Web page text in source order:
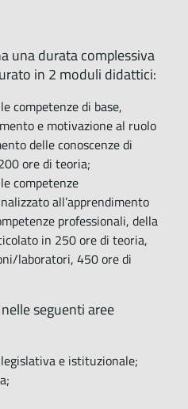
una durata complessiva
in 2 moduli didattici:
competenze di base,
e motivazione al ruolo
delle conoscenze di
ore di teoria;
competenze
all’apprendimento
professionali, della
in 250 ore di teoria,
laboratori, 450 ore di
seguenti aree
e istituzionale;